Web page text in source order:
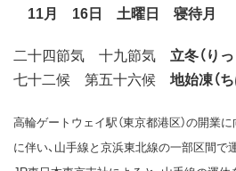
11月 16日 土曜日 寝待月
二十四節気 十九節気 立冬（りっ
七十二候 第五十六候 地始凍（
高輪ゲートウェイ駅（東京都港区）の開業
に伴い、山手線と京浜東北線の一部区間で